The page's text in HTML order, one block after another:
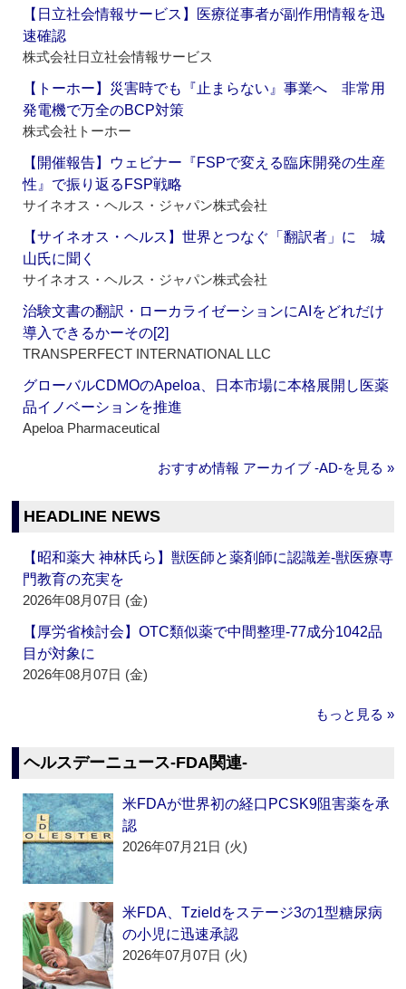
【日立社会情報サービス】医療従事者が副作用情報を迅
速確認
株式会社日立社会情報サービス
【トーホー】災害時でも『止まらない』事業へ 非常用
発電機で万全のBCP対策
株式会社トーホー
【開催報告】ウェビナー『FSPで変える臨床開発の生産
性』で振り返るFSP戦略
サイネオス・ヘルス・ジャパン株式会社
【サイネオス・ヘルス】世界とつなぐ「翻訳者」に 城
山氏に聞く
サイネオス・ヘルス・ジャパン株式会社
治験文書の翻訳・ローカライゼーションにAIをどれだけ
導入できるかーその[2]
TRANSPERFECT INTERNATIONAL LLC
グローバルCDMOのApeloa、日本市場に本格展開し医薬
品イノベーションを推進
Apeloa Pharmaceutical
おすすめ情報 アーカイブ ‐AD‐を見る »
HEADLINE NEWS
【昭和薬大 神林氏ら】獣医師と薬剤師に認識差‐獣医療専
門教育の充実を
2026年08月07日 (金)
【厚労省検討会】OTC類似薬で中間整理‐77成分1042品
目が対象に
2026年08月07日 (金)
もっと見る »
ヘルスデーニュース‐FDA関連‐
米FDAが世界初の経口PCSK9阻害薬を承
認
2026年07月21日 (火)
米FDA、Tzieldをステージ3の1型糖尿病
の小児に迅速承認
2026年07月07日 (火)